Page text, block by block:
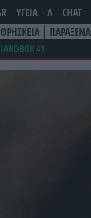
ΥΓΕΙΑ Λ CHAT
ΘΡΗΣΚΕΙΑ ΠΑΡΑΞΕΝΑ
41